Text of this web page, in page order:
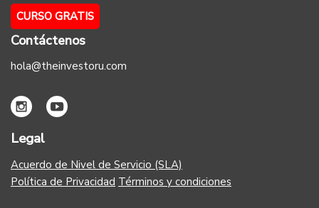
CURSO GRATIS
Contáctenos
hola@theinvestoru.com
Legal
Acuerdo de Nivel de Servicio (SLA)
Política de Privacidad Términos y condiciones